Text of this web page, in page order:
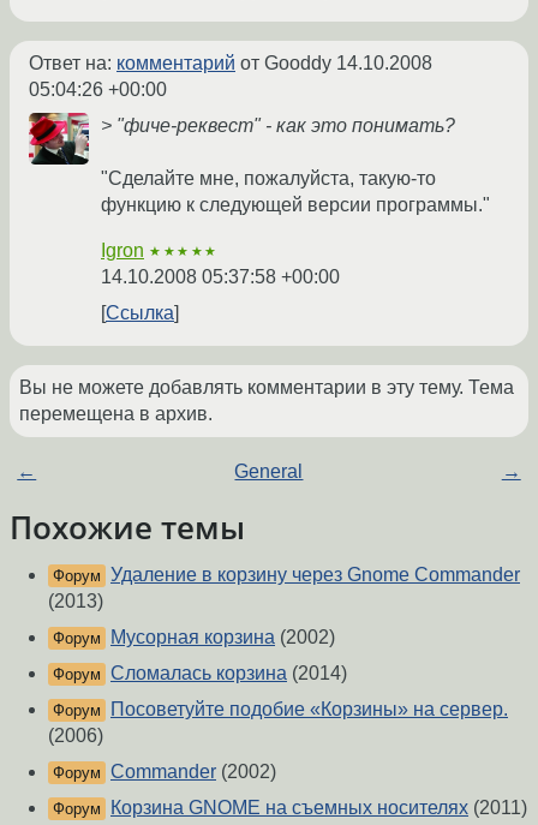
Ответ на: комментарий от Gooddy 14.10.2008
05:04:26 +00:00
> "фиче-реквест" - как это понимать?
"Сделайте мне, пожалуйста, такую-то
функцию к следующей версии программы."
Igron ★★★★★
14.10.2008 05:37:58 +00:00
Ссылка
Вы не можете добавлять комментарии в эту тему. Тема
перемещена в архив.
← General →
Похожие темы
Форум
Удаление в корзину через Gnome Commander
(2013)
Форум Мусорная корзина (2002)
Форум Сломалась корзина (2014)
Форум
Посоветуйте подобие «Корзины» на сервер.
(2006)
Форум Commander (2002)
Форум Корзина GNOME на съемных носителях (2011)